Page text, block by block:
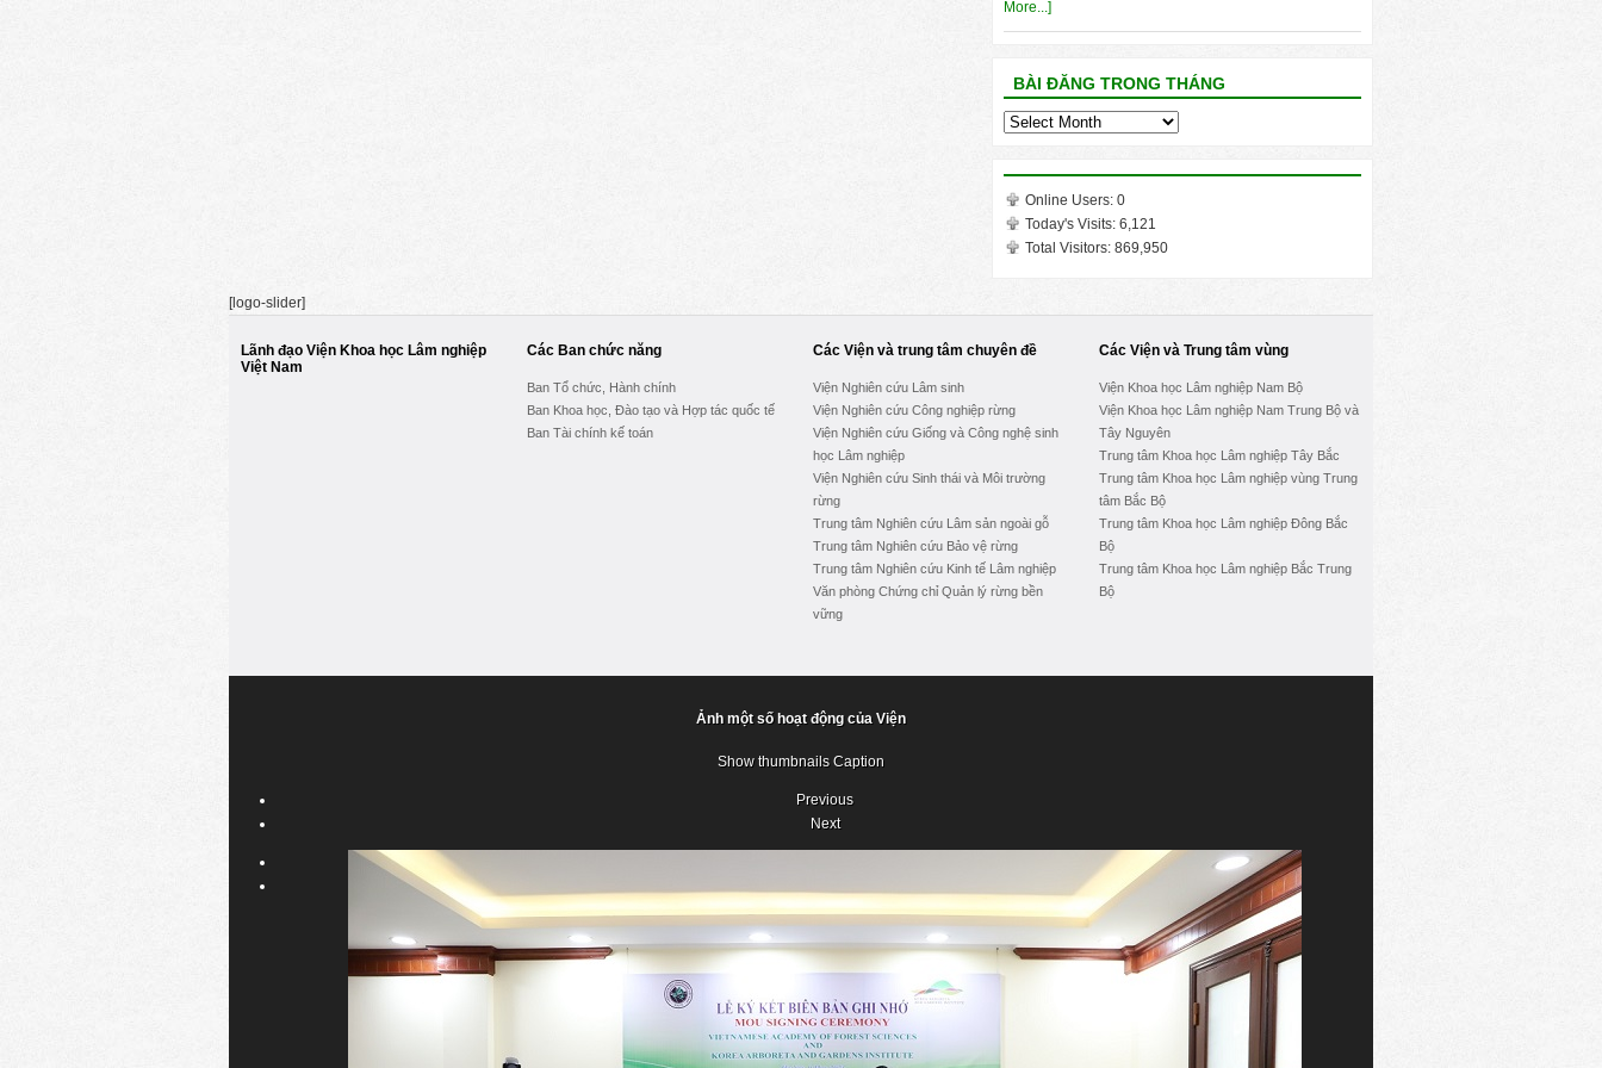
More...]
BÀI ĐĂNG TRONG THÁNG
Bài
thángOnline Users: 0
Today's Visits: 6,121
Total Visitors: 869,950
[logo-slider]
Lãnh đạo Viện Khoa học Lâm nghiệp
Việt Nam
Các Ban chức năng
Ban Tổ chức, Hành chính
Ban Khoa học, Đào tạo và Hợp tác quốc tế
Ban Tài chính kế toán
Các Viện và trung tâm chuyên đề
Viện Nghiên cứu Lâm sinh
Viện Nghiên cứu Công nghiệp rừng
Viện Nghiên cứu Giống và Công nghệ sinh
học Lâm nghiệp
Viện Nghiên cứu Sinh thái và Môi trường
rừng
Trung tâm Nghiên cứu Lâm sản ngoài gỗ
Trung tâm Nghiên cứu Bảo vệ rừng
Trung tâm Nghiên cứu Kinh tế Lâm nghiệp
Văn phòng Chứng chỉ Quản lý rừng bền
vững
Các Viện và Trung tâm vùng
Viện Khoa học Lâm nghiệp Nam Bộ
Viện Khoa học Lâm nghiệp Nam Trung Bộ và
Tây Nguyên
Trung tâm Khoa học Lâm nghiệp Tây Bắc
Trung tâm Khoa học Lâm nghiệp vùng Trung
tâm Bắc Bộ
Trung tâm Khoa học Lâm nghiệp Đông Bắc
Bộ
Trung tâm Khoa học Lâm nghiệp Bắc Trung
Bộ
Ảnh một số hoạt động của Viện
Show thumbnails Caption
Previous
Next